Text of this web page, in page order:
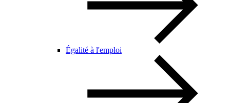
Égalité à l'emploi